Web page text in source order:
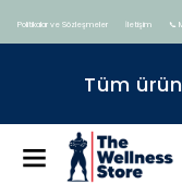
Politikalar ve Sözleşmeler İletişim 📞
Tüm